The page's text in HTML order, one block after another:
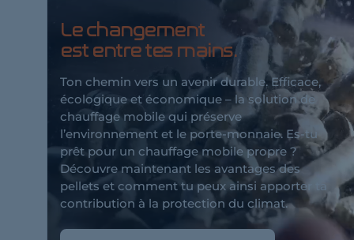
Le changement
est entre tes mains.
Ton chemin vers un avenir durable. Efficace,
écologique et économique – la solution de
chauffage mobile qui préserve
l’environnement et le porte-monnaie. Es-tu
prêt pour un chauffage mobile propre ?
Découvre maintenant les avantages des
pellets et comment tu peux ainsi apporter ta
contribution à la protection du climat.